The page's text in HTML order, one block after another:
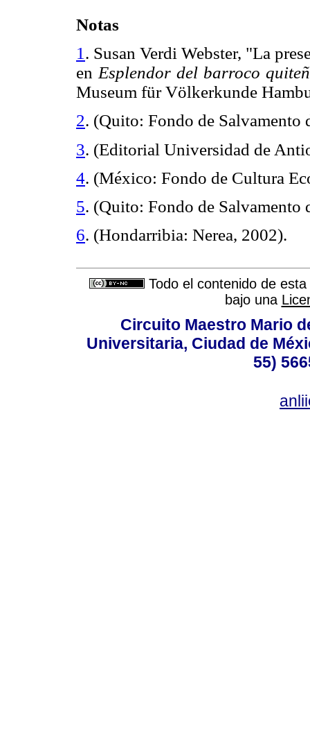
Notas
1 . Susan Verdi Webster, "La
en Esplendor del barroco
Museum für Völkerkunde
2. (Quito: Fondo de
3. (Editorial Universidad de
4. (México: Fondo de Cultura
5. (Quito: Fondo de
6. (Hondarribia: Nerea, 2002).
Todo el contenido de
bajo una
Circuito Maestro Mario
Universitaria, Ciudad de
55)